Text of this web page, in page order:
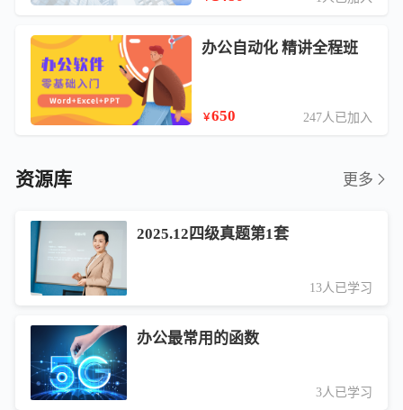
办公自动化 精讲全程班
￥650 247人已加入
资源库 更多
2025.12四级真题第1套
13人已学习
办公最常用的函数
3人已学习